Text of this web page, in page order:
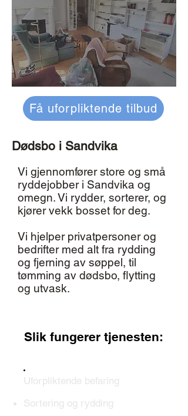
Få uforpliktende tilbud
Dødsbo i Sandvika
Vi gjennomfører store og små
ryddejobber i Sandvika og
omegn. Vi rydder, sorterer, og
kjører vekk bosset for deg.
Vi hjelper privatpersoner og
bedrifter med alt fra rydding
og fjerning av søppel, til
tømming av dødsbo, flytting
og utvask.
Slik fungerer tjenesten:
Uforpliktende befaring
Sortering og rydding